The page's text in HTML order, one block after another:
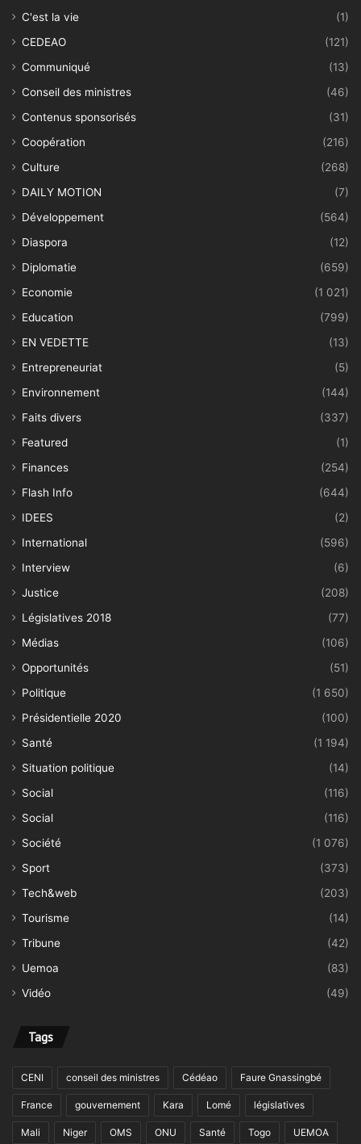
C'est la vie
(1)
CEDEAO
(121)
Communiqué
(13)
Conseil des ministres
(46)
Contenus sponsorisés
(31)
Coopération
(216)
Culture
(268)
DAILY MOTION
(7)
Développement
(564)
Diaspora
(12)
Diplomatie
(659)
Economie
(1 021)
Education
(799)
EN VEDETTE
(13)
Entrepreneuriat
(5)
Environnement
(144)
Faits divers
(337)
Featured
(1)
Finances
(254)
Flash Info
(644)
IDEES
(2)
International
(596)
Interview
(6)
Justice
(208)
Législatives 2018
(77)
Médias
(106)
Opportunités
(51)
Politique
(1 650)
Présidentielle 2020
(100)
Santé
(1 194)
Situation politique
(14)
Social
(116)
Social
(116)
Société
(1 076)
Sport
(373)
Tech&web
(203)
Tourisme
(14)
Tribune
(42)
Uemoa
(83)
Vidéo
(49)
Tags
CENI conseil des ministres Cédéao Faure Gnassingbé
France gouvernement Kara Lomé législatives
Mali Niger OMS ONU Santé Togo UEMOA